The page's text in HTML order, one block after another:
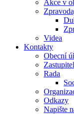
Akce v
Videa
Kontakty
Obecní
Rada
Odkazy
Napište